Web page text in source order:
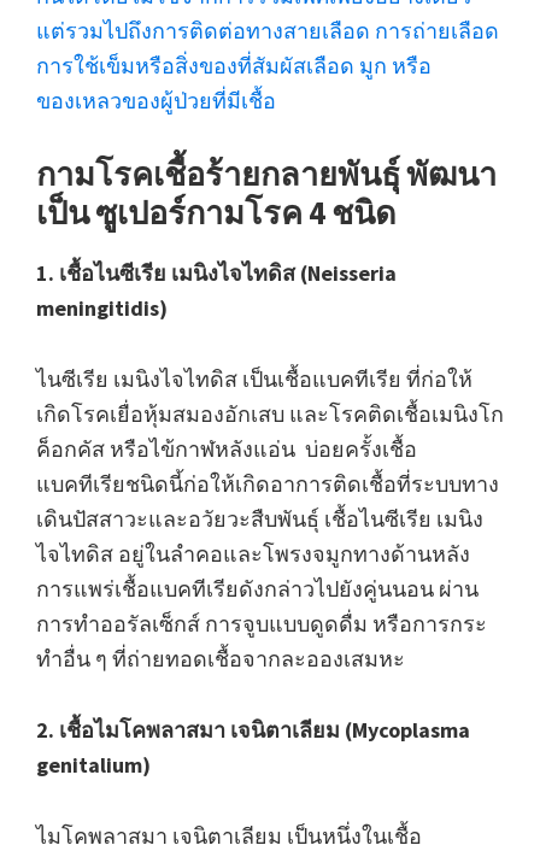
แต่รวมไปถึงการติดต่อทางสายเลือด การถ่ายเลือด
การใช้เข็มหรือสิ่งของที่สัมผัสเลือด มูก หรือ
ของเหลวของผู้ป่วยที่มีเชื้อ
กามโรคเชื้อร้ายกลายพันธุ์ พัฒนา
เป็น ซูเปอร์กามโรค 4 ชนิด
1. เชื้อไนซีเรีย เมนิงไจไทดิส (Neisseria
meningitidis)
ไนซีเรีย เมนิงไจไทดิส เป็นเชื้อแบคทีเรีย ที่ก่อให้
เกิดโรคเยื่อหุ้มสมองอักเสบ และโรคติดเชื้อเมนิงโก
ค็อกคัส หรือไข้กาฬหลังแอ่น บ่อยครั้งเชื้อ
แบคทีเรียชนิดนี้ก่อให้เกิดอาการติดเชื้อที่ระบบทาง
เดินปัสสาวะและอวัยวะสืบพันธุ์ เชื้อไนซีเรีย เมนิง
ไจไทดิส อยู่ในลำคอและโพรงจมูกทางด้านหลัง
การแพร่เชื้อแบคทีเรียดังกล่าวไปยังคู่นนอน ผ่าน
การทำออรัลเซ็กส์ การจูบแบบดูดดื่ม หรือการกระ
ทำอื่น ๆ ที่ถ่ายทอดเชื้อจากละอองเสมหะ
2. เชื้อไมโคพลาสมา เจนิตาเลียม (Mycoplasma
genitalium)
ไมโคพลาสมา เจนิตาเลียม เป็นหนึ่งในเชื้อ